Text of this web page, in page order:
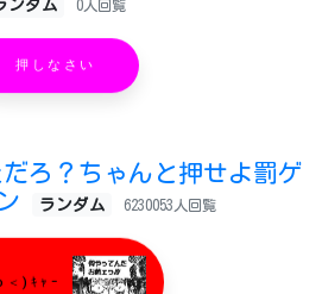
ンダム 0人回覧
押しなさい
ろ？ちゃんと押せよ罰ゲ
ランダム 6230053人回覧
＜)ｷｬｰ